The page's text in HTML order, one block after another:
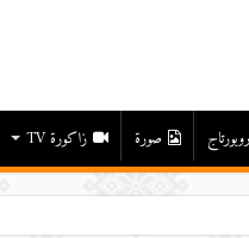
روبورتاج صورة زاكورة TV